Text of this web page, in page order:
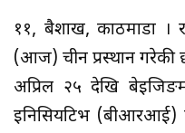
११, बैशाख, काठमाडौँ ।
(आज) चीन प्रस्थान गरेकी
अप्रिल २५ देखि
इनिसियटिभ (बीआरआई)